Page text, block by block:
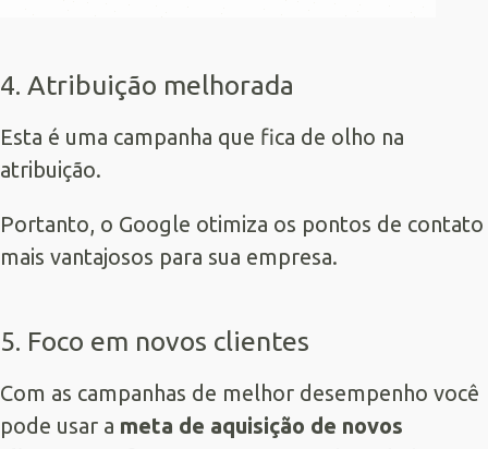
4. Atribuição melhorada
Esta é uma campanha que fica de olho na
atribuição.
Portanto, o Google otimiza os pontos de contato
mais vantajosos para sua empresa.
5. Foco em novos clientes
Com as campanhas de melhor desempenho você
pode usar a meta de aquisição de novos